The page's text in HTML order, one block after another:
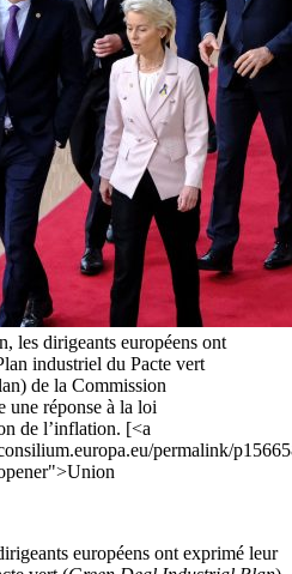
les dirigeants européens ont
industriel du Pacte vert
de la Commission
une réponse à la loi
de l’inflation. [<a
permalink/
européens ont exprimé leur